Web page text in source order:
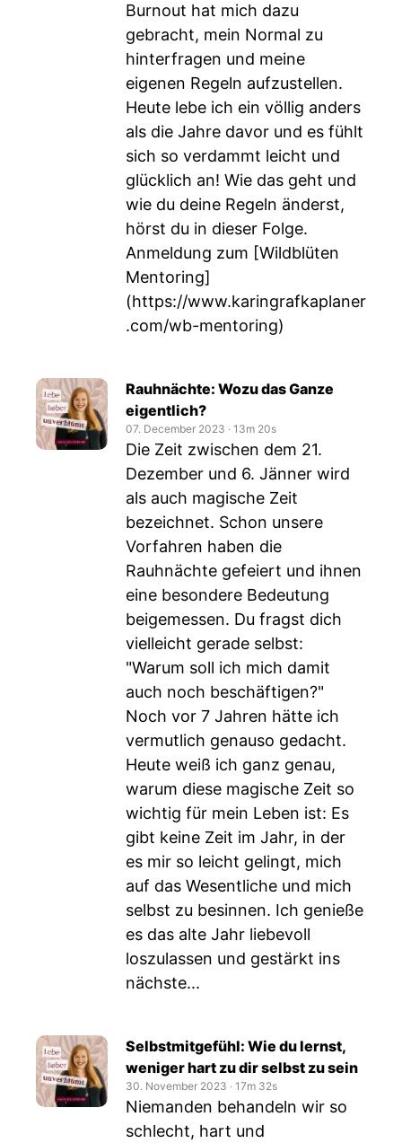
Burnout hat mich dazu
gebracht, mein Normal zu
hinterfragen und meine
eigenen Regeln aufzustellen.
Heute lebe ich ein völlig anders
als die Jahre davor und es fühlt
sich so verdammt leicht und
glücklich an! Wie das geht und
wie du deine Regeln änderst,
hörst du in dieser Folge.
Anmeldung zum [Wildblüten
Mentoring]
(https://www.karingrafkaplaner
.com/wb-mentoring)
Rauhnächte: Wozu das Ganze
eigentlich?
07. December 2023 ‧ 13m 20s
Die Zeit zwischen dem 21.
Dezember und 6. Jänner wird
als auch magische Zeit
bezeichnet. Schon unsere
Vorfahren haben die
Rauhnächte gefeiert und ihnen
eine besondere Bedeutung
beigemessen. Du fragst dich
vielleicht gerade selbst:
"Warum soll ich mich damit
auch noch beschäftigen?"
Noch vor 7 Jahren hätte ich
vermutlich genauso gedacht.
Heute weiß ich ganz genau,
warum diese magische Zeit so
wichtig für mein Leben ist: Es
gibt keine Zeit im Jahr, in der
es mir so leicht gelingt, mich
auf das Wesentliche und mich
selbst zu besinnen. Ich genieße
es das alte Jahr liebevoll
loszulassen und gestärkt ins
nächste...
Selbstmitgefühl: Wie du lernst,
weniger hart zu dir selbst zu sein
30. November 2023 ‧ 17m 32s
Niemanden behandeln wir so
schlecht, hart und